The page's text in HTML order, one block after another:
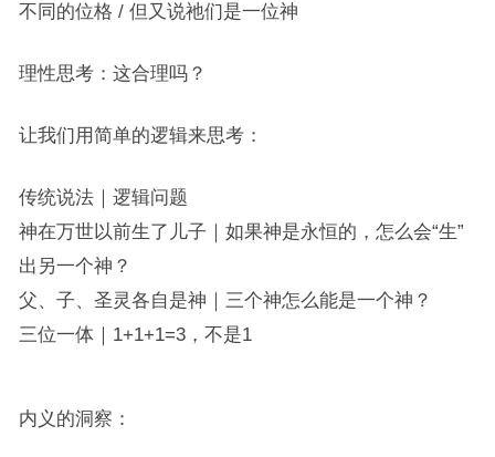
不同的位格 / 但又说祂们是一位神
理性思考：这合理吗？
让我们用简单的逻辑来思考：
传统说法｜逻辑问题
神在万世以前生了儿子｜如果神是永恒的，怎么会“生”
出另⼀个神？
父、子、圣灵各自是神｜三个神怎么能是一个神？
三位一体｜1+1+1=3，不是1
内义的洞察：